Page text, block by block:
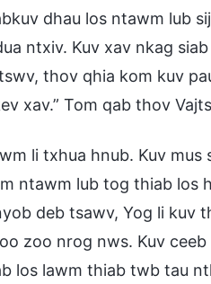
dhau los ntawm lub
ntxiv. Kuv xav nkag
thov qhia kom kuv
xav.” Tom qab thov
li txhua hnub. Kuv
ntawm lub tog thiab los
deb tsawv, Yog li kuv
zoo nrog nws. Kuv
los lawm thiab twb tau